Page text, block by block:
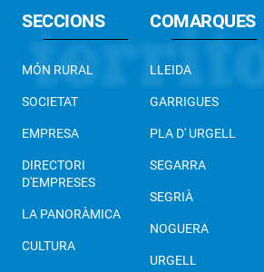
SECCIONS
MÓN RURAL
SOCIETAT
EMPRESA
DIRECTORI
D'EMPRESES
LA PANORÀMICA
CULTURA
COMARQUES
LLEIDA
GARRIGUES
PLA D' URGELL
SEGARRA
SEGRIÀ
NOGUERA
URGELL